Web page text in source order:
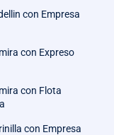
con Empresa
con Expreso
con Flota
con Empresa